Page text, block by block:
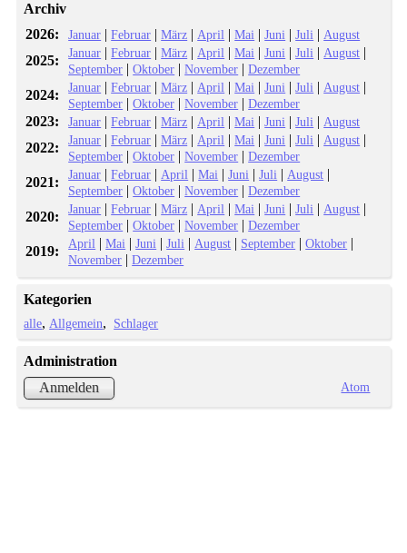
Archiv
2026:
Januar |Februar |März | April |Mai |Juni |Juli | August
2025: Januar |Februar |März | April |Mai |Juni |Juli | August |
September |Oktober |November |Dezember
2024: Januar |Februar |März | April |Mai |Juni |Juli | August |
September |Oktober |November |Dezember
2023: Januar |Februar |März | April |Mai |Juni |Juli | August
2022: Januar |Februar |März | April |Mai |Juni |Juli | August |
September |Oktober |November |Dezember
2021: Januar |Februar | April |Mai |Juni |Juli | August |
September |Oktober |November |Dezember
2020: Januar |Februar |März | April |Mai |Juni |Juli | August |
September |Oktober |November |Dezember
2019: April |Mai |Juni |Juli | August | September |Oktober |
November |Dezember
Kategorien
alle Allgemein Schlager
Administration
Anmelden
Atom